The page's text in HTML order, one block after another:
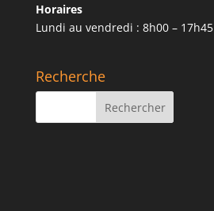
Horaires
Lundi au vendredi : 8h00 – 17h45
Recherche